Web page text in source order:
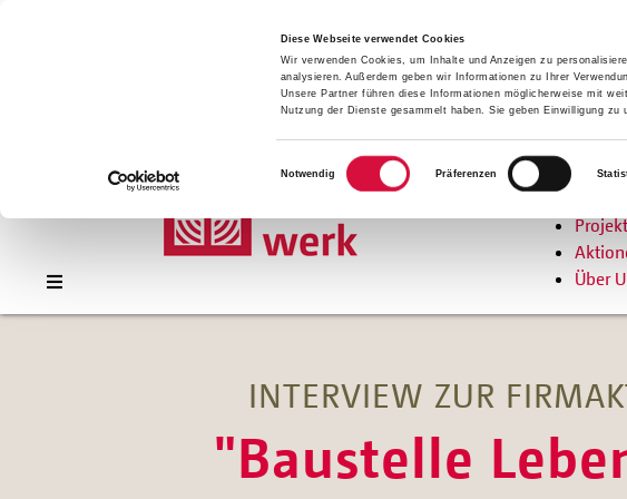
Diese Webseite verwendet Cookies
Wir verwenden Cookies, um Inhalte und Anzeigen zu
analysieren. Außerdem geben wir Informationen zu Ihrer
Unsere Partner führen diese Informationen möglicherweise mit
Nutzung der Dienste gesammelt haben. Sie geben Einwilligung
Einwilligungsauswahl
Notwendig
Präferenzen
Hilfen
Über
INTERVIEW ZUR
"Baustelle